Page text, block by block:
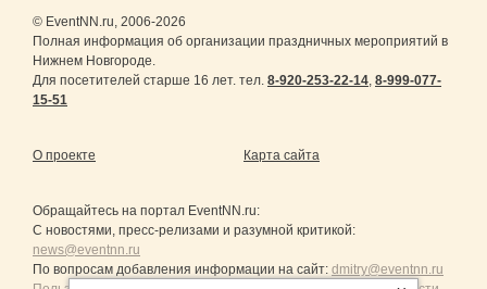
© EventNN.ru, 2006-2026
Полная информация об организации праздничных мероприятий в
Нижнем Новгороде.
Для посетителей старше 16 лет. тел. 8-920-253-22-14 8-999-077-
15-51
О проекте Карта сайта
Обращайтесь на портал EventNN.ru:
С новостями, пресс-релизами и разумной критикой:
news@eventnn.ru
По вопросам добавления информации на сайт: dmitry@eventnn.ru